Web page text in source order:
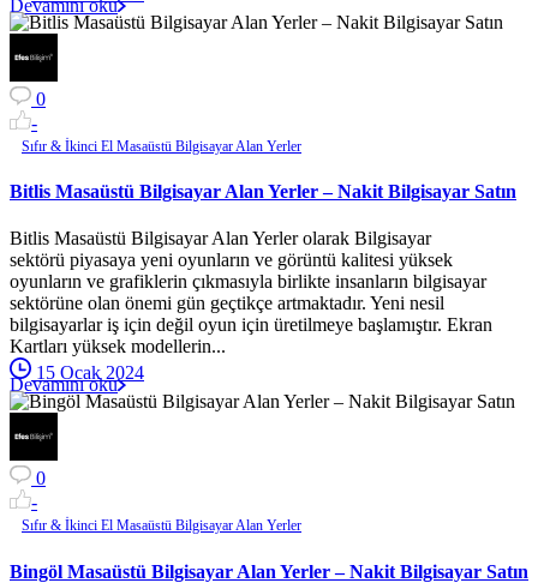
Devamını oku
0
-
Sıfır & İkinci El Masaüstü Bilgisayar Alan Yerler
Bitlis Masaüstü Bilgisayar Alan Yerler – Nakit Bilgisayar Satın
Bitlis Masaüstü Bilgisayar Alan Yerler olarak Bilgisayar
sektörü piyasaya yeni oyunların ve görüntü kalitesi yüksek
oyunların ve grafiklerin çıkmasıyla birlikte insanların bilgisayar
sektörüne olan önemi gün geçtikçe artmaktadır. Yeni nesil
bilgisayarlar iş için değil oyun için üretilmeye başlamıştır. Ekran
Kartları yüksek modellerin...
15 Ocak 2024
Devamını oku
0
-
Sıfır & İkinci El Masaüstü Bilgisayar Alan Yerler
Bingöl Masaüstü Bilgisayar Alan Yerler – Nakit Bilgisayar Satın